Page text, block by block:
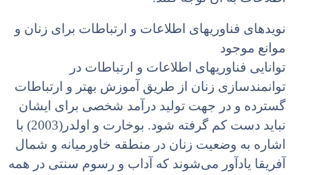
نویدهای فناوریهای اطلاعات و ارتباطات برای زنان و
موانع موجود
توانایی فناوریهای اطلاعات و ارتباطات در
توانمندسازی زنان از طریق آموزش بهتر و ارتباطات
گسترده و در جهت تولید درآمد شخصی برای ایشان
نباید دست کم گرفته شود. بوخارت و اولدر(2003) با
اشاره به وضعیت زنان در منطقه خاورمیانه و شمال
آفریقا یادآور می‌شوند که آداب و رسوم سنتی در همه